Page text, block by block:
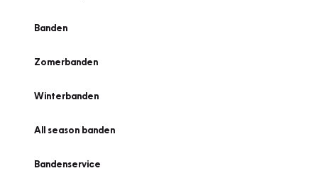
Banden
Zomerbanden
Winterbanden
All season banden
Bandenservice